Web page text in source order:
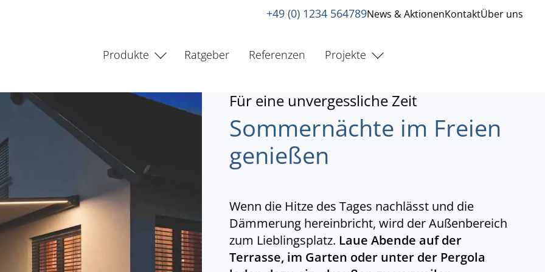
+49 (0) 1234 564789News & AktionenKontaktÜber uns
Produkte Ratgeber Referenzen Projekte
Für eine unvergessliche Zeit
Sommernächte im Freien
genießen
Wenn die Hitze des Tages nachlässt und die
Dämmerung hereinbricht, wird der Außenbereich
zum Lieblingsplatz. Laue Abende auf der
Terrasse, im Garten oder unter der Pergola